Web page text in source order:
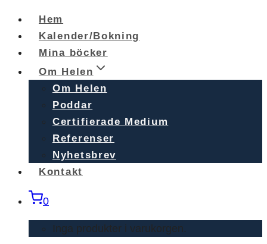
Skip
content
Hem
Kalender/Bokning
Mina böcker
Om Helen
Om Helen
Poddar
Certifierade Medium
Referenser
Nyhetsbrev
Kontakt
0
Inga produkter i varukorgen.